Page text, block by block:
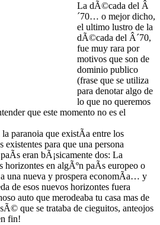
La dÃ©cada del Â
´70… o mejor dicho,
el ultimo lustro de la
dÃ©cada del Â´70,
fue muy rara por
motivos que son de
dominio publico
(frase que se utiliza
para denotar algo de
lo que no queremos
que este momento no es el
paranoia que existÃ­a entre los
existentes para que una persona
eran bÃ¡sicamente dos: La
horizontes en algÃºn paÃ­s europeo o
una nueva y prospera economÃ­a… y
de esos nuevos horizontes fuera
auto que merodeaba tu casa mas de
que se trataba de cieguitos, anteojos
fin!